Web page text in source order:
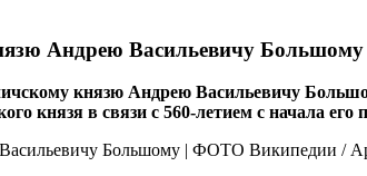
Андрею Васильевичу Большому
князю Андрею Васильевичу
князя в связи с 560‑летием с начала его